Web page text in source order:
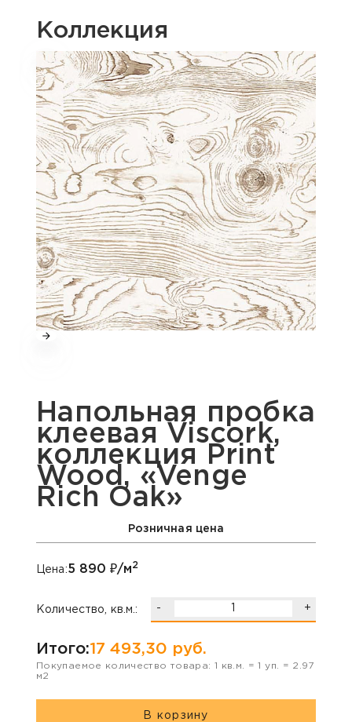
Коллекция
Напольная пробка
клеевая Viscork,
коллекция Print
Wood, «Venge
Rich Oak»
Розничная цена
Цена:5 890 ₽/м2
Количество, кв.м.: - +
Итого:17 493,30 руб.
Покупаемое количество товара: 1 кв.м. =1 уп. = 2.97
м2
В корзину